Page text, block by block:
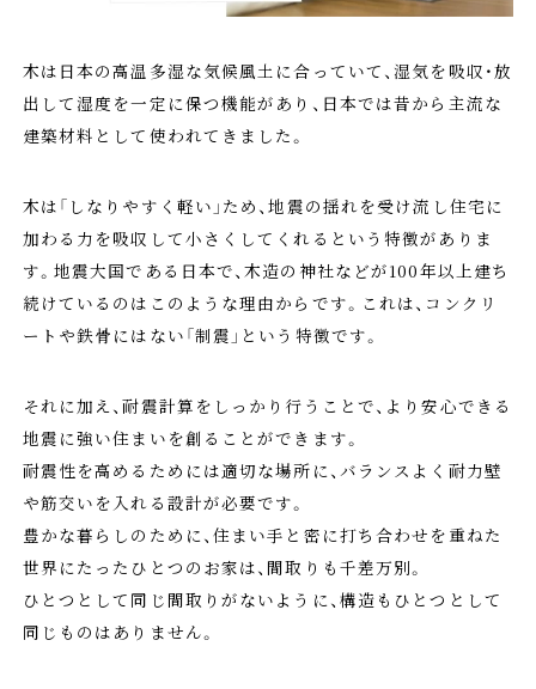
木は日本の高温多湿な気候風土に合っていて、湿気を吸収・放
出して湿度を一定に保つ機能があり、日本では昔から主流な
建築材料として使われてきました。
木は「しなりやすく軽い」ため、地震の揺れを受け流し住宅に
加わる力を吸収して小さくしてくれるという特徴がありま
す。地震大国である日本で、木造の神社などが100年以上建ち
続けているのはこのような理由からです。これは、コンクリ
ートや鉄骨にはない「制震」という特徴です。
それに加え、耐震計算をしっかり行うことで、より安心できる
地震に強い住まいを創ることができます。
耐震性を高めるためには適切な場所に、バランスよく耐力壁
や筋交いを入れる設計が必要です。
豊かな暮らしのために、住まい手と密に打ち合わせを重ねた
世界にたったひとつのお家は、間取りも千差万別。
ひとつとして同じ間取りがないように、構造もひとつとして
同じものはありません。